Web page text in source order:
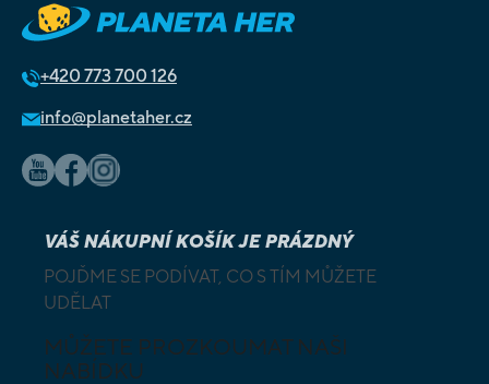
+420 773 700 126
info@planetaher.cz
VÁŠ NÁKUPNÍ KOŠÍK JE PRÁZDNÝ
POJĎME SE PODÍVAT, CO S TÍM MŮŽETE
UDĚLAT
MŮŽETE PROZKOUMAT NAŠI
NABÍDKU